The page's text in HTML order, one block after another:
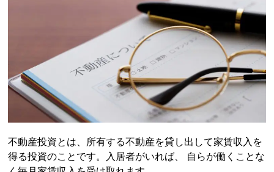
不動産投資とは、所有する不動産を貸し出して家賃収入を
得る投資のことです。入居者がいれば、 自らが働くことな